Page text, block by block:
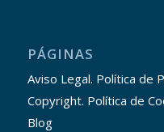
PÁGINAS
Aviso Legal. Política de
Copyright. Política de
Blog